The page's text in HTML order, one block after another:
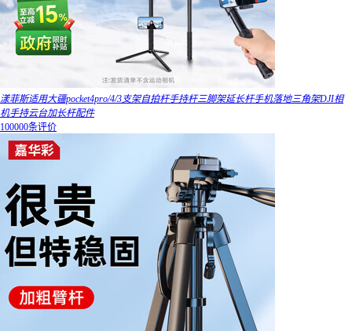
漾菲斯适用大疆pocket4pro/4/3支架自拍杆手持杆三脚架延长杆手机落地三角架DJI相
机手持云台加长杆配件
100000条评价